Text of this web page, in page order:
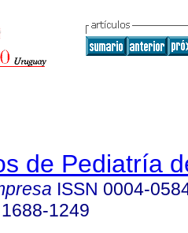
de Pediatría
ISSN 0004-
1688-1249